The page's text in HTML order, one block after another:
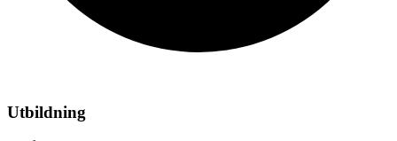
Utbildning